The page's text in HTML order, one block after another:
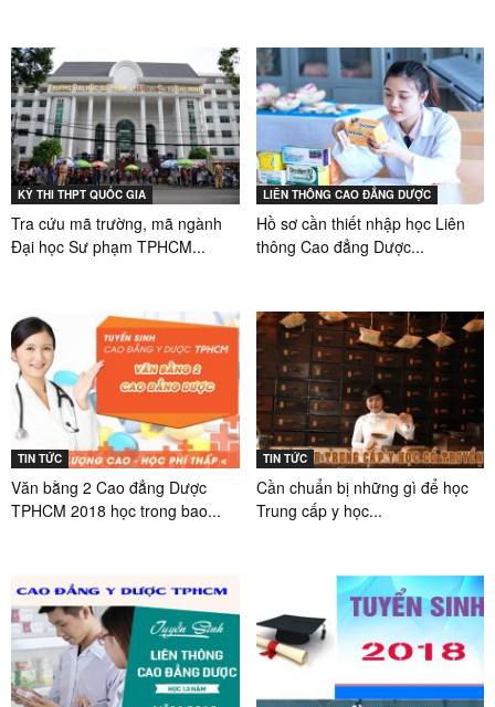
KỲ THI THPT QUỐC GIA
Tra cứu mã trường, mã ngành
Đại học Sư phạm TPHCM...
LIÊN THÔNG CAO ĐẲNG DƯỢC
Hồ sơ cần thiết nhập học Liên
thông Cao đẳng Dược...
TIN TỨC
Văn bằng 2 Cao đẳng Dược
TPHCM 2018 học trong bao...
TIN TỨC
Cần chuẩn bị những gì để học
Trung cấp y học...